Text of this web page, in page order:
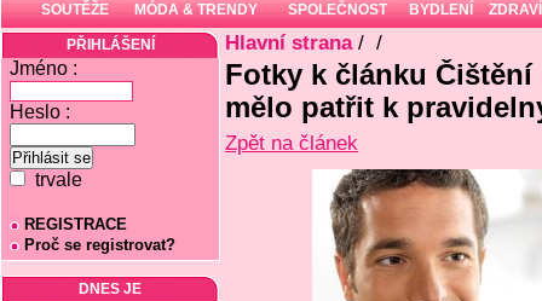
SOUTĚŽE MÓDA & TRENDY SPOLEČNOST BYDLENÍ ZDRAVÍ
PŘIHLÁŠENÍ
Jméno :
Heslo :
trvale
REGISTRACE
Proč se registrovat?
DNES JE
Hlavní strana/ /
Fotky k článku
mělo patřit k
Zpět na článek